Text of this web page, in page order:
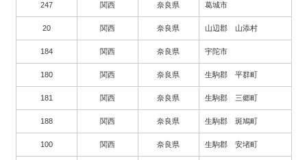
247 関西 奈良県 葛城市
20 関西 奈良県 山辺郡 山添村
184 関西 奈良県 宇陀市
180 関西 奈良県 生駒郡 平群町
181 関西 奈良県 生駒郡 三郷町
188 関西 奈良県 生駒郡 斑鳩町
100 関西 奈良県 生駒郡 安堵町